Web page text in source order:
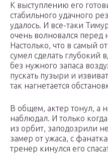
К выступлению его
стабильного удачного
удалось. И все-таки
очень волновался перед
Настолько, что в самый
сумел сделать глубокий
без нужного запаса
пускать пузыри и
так нагнетается
В общем, актер тонул, а
наблюдал. И только
из орбит, заподозрили
замер от ужаса, с
тренер кинулся его